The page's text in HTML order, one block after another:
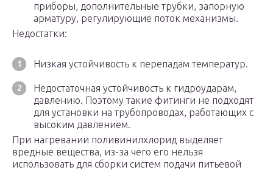
приборы, дополнительные трубки, запорную
арматуру, регулирующие поток механизмы.
Недостатки:
Низкая устойчивость к перепадам температур.
Недостаточная устойчивость к гидроударам,
давлению. Поэтому такие фитинги не подходят
для установки на трубопроводах, работающих с
высоким давлением.
При нагревании поливинилхлорид выделяет
вредные вещества, из-за чего его нельзя
использовать для сборки систем подачи питьевой